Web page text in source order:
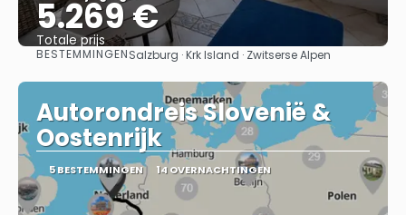
5.269 €
Totale prijs
Bekijk
BESTEMMINGENSalzburg · Krk Island · Zwitserse Alpen
Autorondreis Slovenië &
Oostenrijk
5 BESTEMMINGEN 14 OVERNACHTINGEN